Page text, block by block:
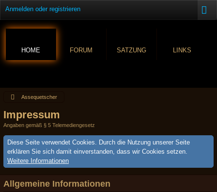
Anmelden oder registrieren
HOME FORUM SATZUNG LINKS
Assequetscher
Impressum
Angaben gemäß § 5 Telemediengesetz
Diese Seite verwendet Cookies. Durch die Nutzung unserer Seite
erklären Sie sich damit einverstanden, dass wir Cookies setzen.
Weitere Informationen
Allgemeine Informationen